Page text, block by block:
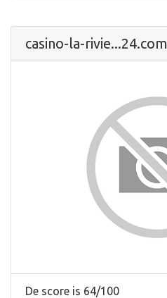
casino-la-rivie...24.com
De score is 64/100